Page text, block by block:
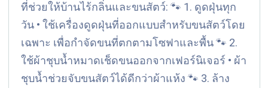
ที่ช่วยให้บ้านไร้กลิ่นและขนสัตว์: 🐾 1. ดูดฝุ่นทุก
วัน • ใช้เครื่องดูดฝุ่นที่ออกแบบสำหรับขนสัตว์โดย
เฉพาะ เพื่อกำจัดขนที่ตกตามโซฟาและพื้น 🐾 2.
ใช้ผ้าชุบน้ำหมาดเช็ดขนออกจากเฟอร์นิเจอร์ • ผ้า
ชุบน้ำช่วยจับขนสัตว์ได้ดีกว่าผ้าแห้ง 🐾 3. ล้าง